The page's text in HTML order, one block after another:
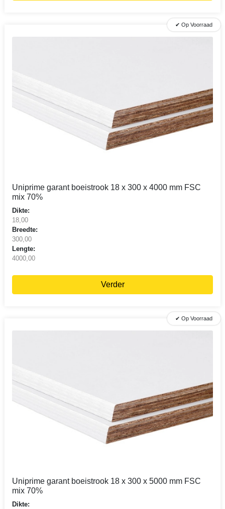
✔ Op Voorraad
Uniprime garant boeistrook 18 x 300 x 4000 mm FSC
mix 70%
Dikte:
18,00
Breedte:
300,00
Lengte:
4000,00
Verder
✔ Op Voorraad
Uniprime garant boeistrook 18 x 300 x 5000 mm FSC
mix 70%
Dikte: